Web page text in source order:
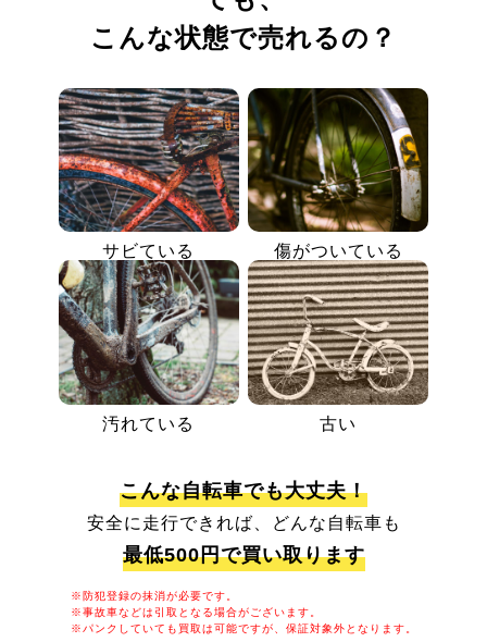
こんな状態で売れるの？
サビている 傷がついている
汚れている 古い
こんな自転車でも大丈夫！
安全に走行できれば、どんな自転車も
最低500円で買い取ります
※防犯登録の抹消が必要です。
※事故車などは引取となる場合がございます。
※パンクしていても買取は可能ですが、保証対象外となります。